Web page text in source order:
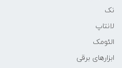
نک
لانتاپ
الئومک
ابزارهای برقی